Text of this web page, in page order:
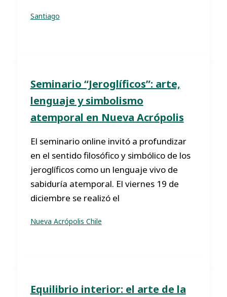
Santiago
Seminario “Jeroglíficos”: arte,
lenguaje y simbolismo
atemporal en Nueva Acrópolis
El seminario online invitó a profundizar
en el sentido filosófico y simbólico de los
jeroglíficos como un lenguaje vivo de
sabiduría atemporal. El viernes 19 de
diciembre se realizó el
Nueva Acrópolis Chile
Equilibrio interior: el arte de la